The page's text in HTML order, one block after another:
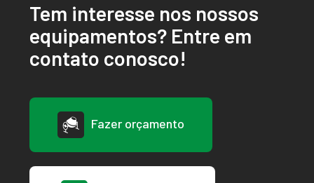
Tem interesse nos nossos
equipamentos? Entre em
contato conosco!
Fazer orçamento